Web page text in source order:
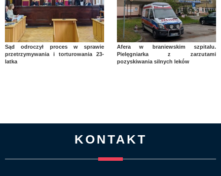
Sąd odroczył proces w sprawie
przetrzymywania i torturowania 23-
latka
Afera w braniewskim szpitalu.
Pielęgniarka z zarzutami
pozyskiwania silnych leków
KONTAKT